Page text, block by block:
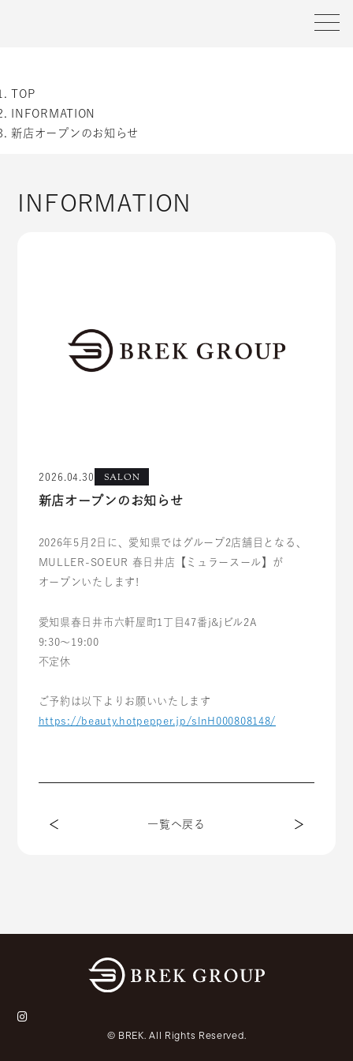
TOP
INFORMATION
新店オープンのお知らせ
INFORMATION
2026.04.30
SALON
新店オープンのお知らせ
2026年5月2日に、愛知県ではグループ2店舗目となる、
MULLER-SOEUR 春日井店【ミュラースール】が
オープンいたします!
愛知県春日井市六軒屋町1丁目47番j&jビル2A
9:30～19:00
不定休
ご予約は以下よりお願いいたします
https://beauty.hotpepper.jp/slnH000808148/
一覧へ戻る
© BREK. All Rights Reserved.